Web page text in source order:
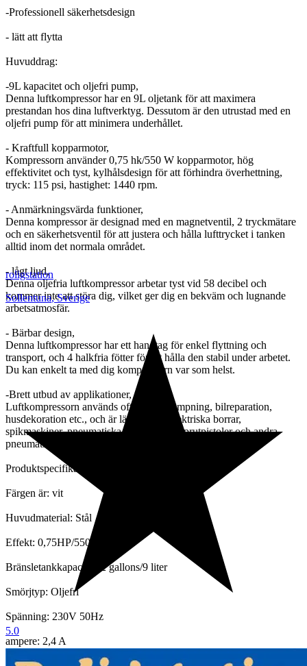
-Professionell säkerhetsdesign
- lätt att flytta
Huvuddrag:
-9L kapacitet och oljefri pump,
Denna luftkompressor har en 9L oljetank för att maximera
prestandan hos dina luftverktyg. Dessutom är den utrustad med en
oljefri pump för att minimera underhållet.
- Kraftfull kopparmotor,
Kompressorn använder 0,75 hk/550 W kopparmotor, hög
effektivitet och tyst, kylhålsdesign för att förhindra överhettning,
tryck: 115 psi, hastighet: 1440 rpm.
- Anmärkningsvärda funktioner,
Denna kompressor är designad med en magnetventil, 2 tryckmätare
och en säkerhetsventil för att justera och hålla lufttrycket i tanken
alltid inom det normala området.
- lågt ljud,
Denna oljefria luftkompressor arbetar tyst vid 58 decibel och
kommer inte att störa dig, vilket ger dig en bekväm och lugnande
arbetsatmosfär.
- Bärbar design,
Denna luftkompressor har ett handtag för enkel flyttning och
transport, och 4 halkfria fötter för att hålla den stabil under arbetet.
Du kan enkelt ta med dig kompressorn var som helst.
-Brett utbud av applikationer,
Luftkompressorn används ofta i däckpumpning, bilreparation,
husdekoration etc., och är lämplig för elektriska borrar,
spikmaskiner, pneumatiska skiftnycklar, sprutpistoler och andra
pneumatiska verktyg.
Produktspecifikationer:
Färgen är: vit
Huvudmaterial: Stål
Effekt: 0,75HP/550W
Bränsletankkapacitet: 2 gallons/9 liter
Smörjtyp: Oljefri
Spänning: 230V 50Hz
ampere: 2,4 A
roligstation
Sollentuna,Sverige
5.0